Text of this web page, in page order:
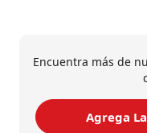
Encuentra más de
Agrega